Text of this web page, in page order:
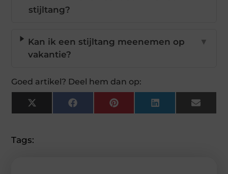
stijltang?
Kan ik een stijltang meenemen op
vakantie?
▼
Goed artikel? Deel hem dan op:
X
(Twitter)
FacebookPinterestLinkedInEmail
Tags: